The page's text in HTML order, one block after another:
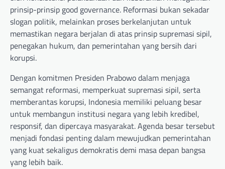
prinsip-prinsip good governance. Reformasi bukan sekadar
slogan politik, melainkan proses berkelanjutan untuk
memastikan negara berjalan di atas prinsip supremasi sipil,
penegakan hukum, dan pemerintahan yang bersih dari
korupsi.
Dengan komitmen Presiden Prabowo dalam menjaga
semangat reformasi, memperkuat supremasi sipil, serta
memberantas korupsi, Indonesia memiliki peluang besar
untuk membangun institusi negara yang lebih kredibel,
responsif, dan dipercaya masyarakat. Agenda besar tersebut
menjadi fondasi penting dalam mewujudkan pemerintahan
yang kuat sekaligus demokratis demi masa depan bangsa
yang lebih baik.